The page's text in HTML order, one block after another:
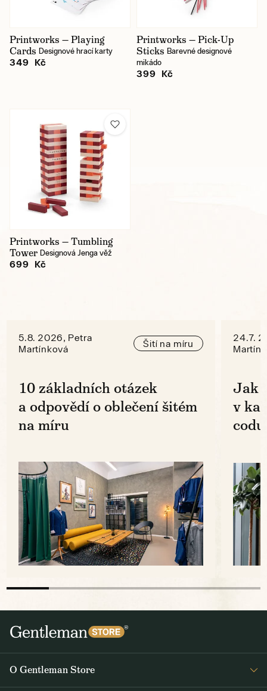
Printworks — Playing
Cards Designové hrací karty
349 Kč
Printworks — Pick-Up
Sticks Barevné designové
mikádo
399 Kč
Printworks — Tumbling
Tower Designová Jenga věž
699 Kč
5.8. 2026, Petra
Martínková
Šití na míru
10 základních otázek
a odpovědí o oblečení šitém
na míru
24.7.
Jak
v
O Gentleman Store